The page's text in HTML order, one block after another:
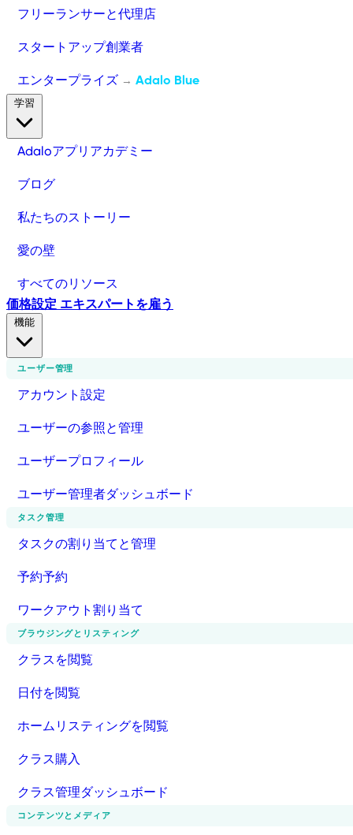
フリーランサーと代理店
スタートアップ創業者
エンタープライズ → Adalo Blue
Adaloアプリアカデミー
ブログ
私たちのストーリー
愛の壁
すべてのリソース
価格設定 エキスパートを雇う
ユーザー管理
アカウント設定
ユーザーの参照と管理
ユーザープロフィール
ユーザー管理者ダッシュボード
タスク管理
タスクの割り当てと管理
予約予約
ワークアウト割り当て
ブラウジングとリスティング
クラスを閲覧
日付を閲覧
ホームリスティングを閲覧
クラス購入
クラス管理ダッシュボード
コンテンツとメディア